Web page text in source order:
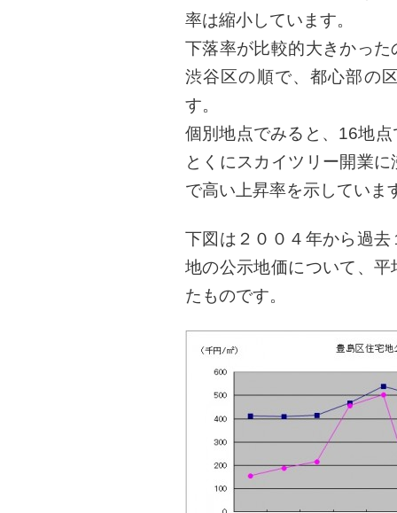
率は縮小しています。
下落率が比較的大きかっ
渋谷区の順で、都心部の
す。
個別地点でみると、16地
とくにスカイツリー開業
で高い上昇率を示していま
下図は２００４年から過
地の公示地価について、
たものです。